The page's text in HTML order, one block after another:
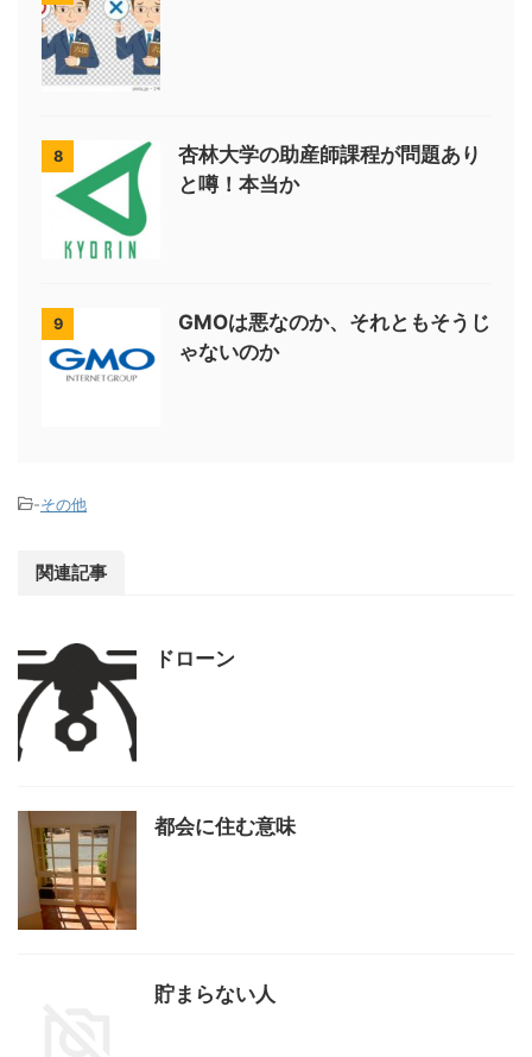
8
杏林大学の助産師課程が問題あり
と噂！本当か
9
GMOは悪なのか、それともそうじ
ゃないのか
-その他
関連記事
ドローン
都会に住む意味
貯まらない人